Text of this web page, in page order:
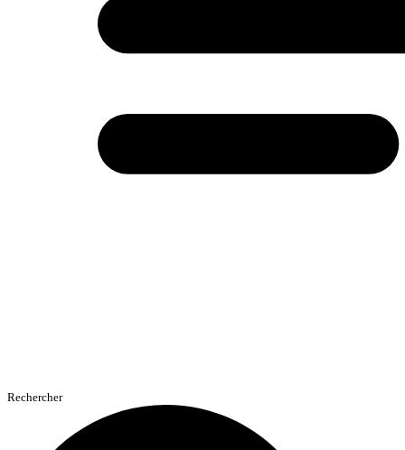
Rechercher